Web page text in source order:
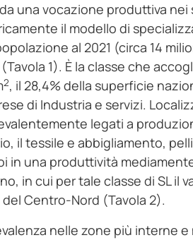
una vocazione produttiva
il modello di
al 2021 (circa 14
1). È la classe che
2, il 28,4% della superficie
di Industria e servizi.
legati a
il tessile e abbigliamento,
in una produttività
in cui per tale classe di SL il
Centro-Nord (Tavola 2).
nelle zone più interne